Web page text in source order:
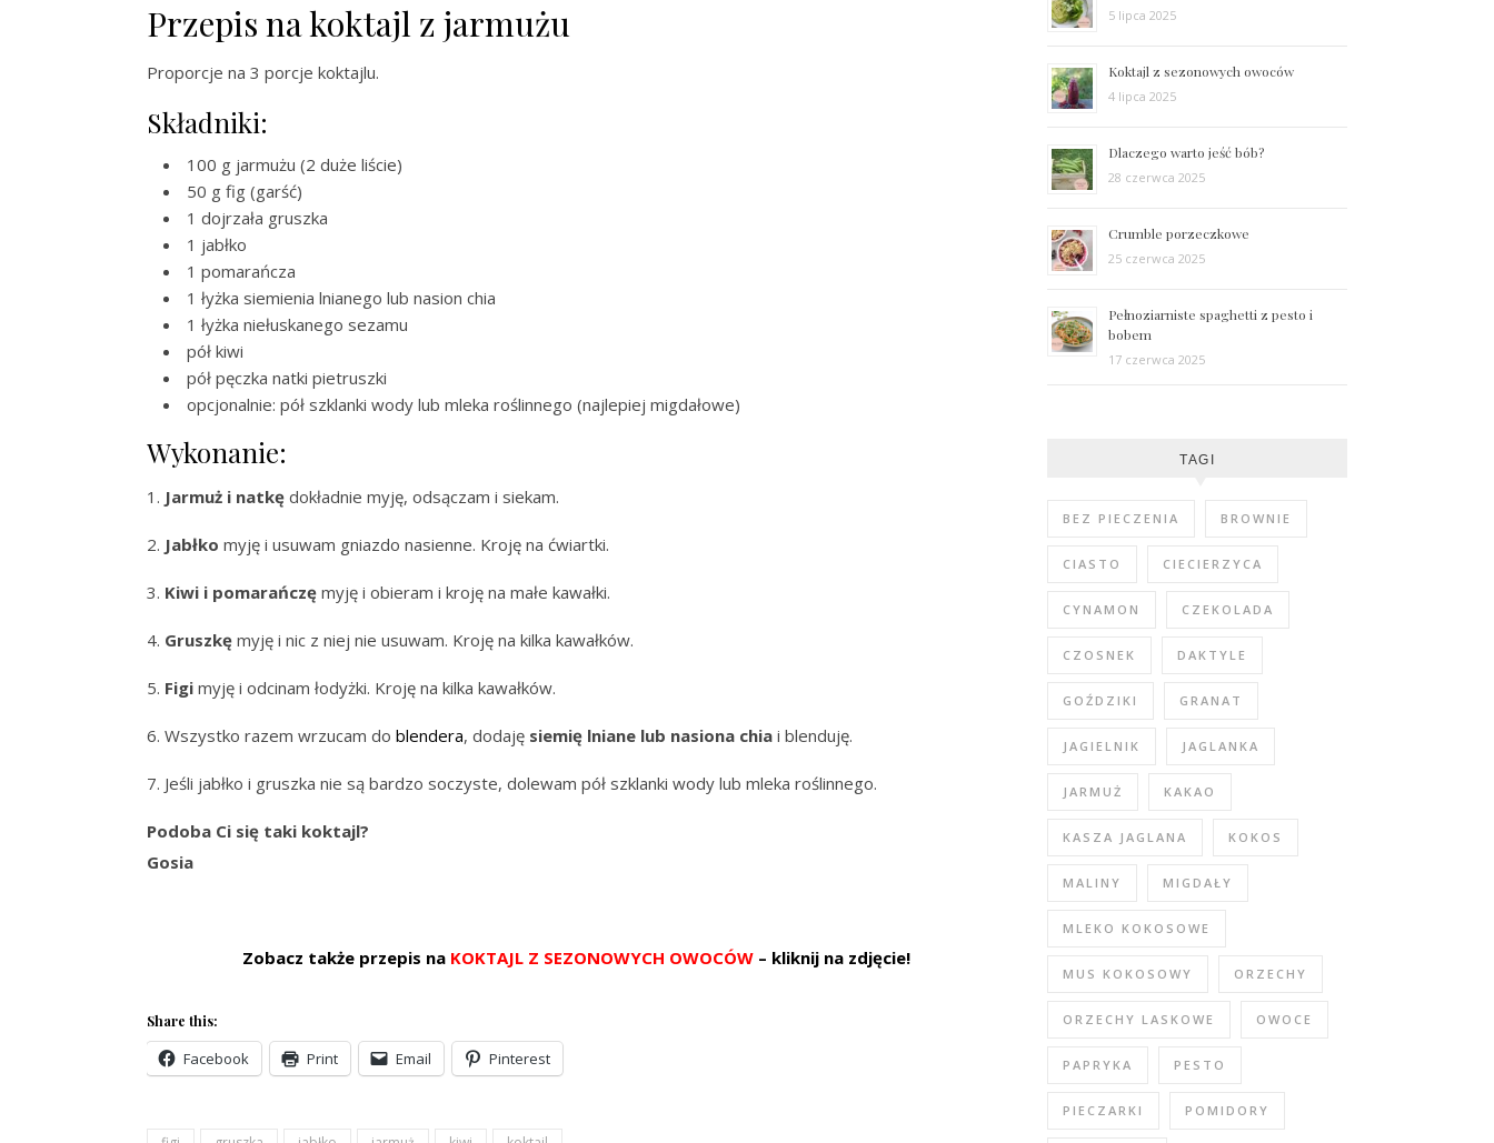
Przepis na koktajl z jarmużu
Proporcje na 3 porcje koktajlu.
Składniki:
100 g jarmużu (2 duże liście)
50 g fig (garść)
1 dojrzała gruszka
1 jabłko
1 pomarańcza
1 łyżka siemienia lnianego lub nasion chia
1 łyżka niełuskanego sezamu
pół kiwi
pół pęczka natki pietruszki
opcjonalnie: pół szklanki wody lub mleka roślinnego (najlepiej migdałowe)
Wykonanie:
1. Jarmuż i natkę dokładnie myję, odsączam i siekam.
2. Jabłko myję i usuwam gniazdo nasienne. Kroję na ćwiartki.
3. Kiwi i pomarańczę myję i obieram i kroję na małe kawałki.
4. Gruszkę myję i nic z niej nie usuwam. Kroję na kilka kawałków.
5. Figi myję i odcinam łodyżki. Kroję na kilka kawałków.
6. Wszystko razem wrzucam do blendera, dodaję siemię lniane lub nasiona chia i blenduję.
7. Jeśli jabłko i gruszka nie są bardzo soczyste, dolewam pół szklanki wody lub mleka roślinnego.
Podoba Ci się taki koktajl?
Gosia
Zobacz także przepis na KOKTAJL Z SEZONOWYCH OWOCÓW – kliknij na zdjęcie!
Share this:
Facebook Print Email Pinterest
5 lipca 2025
Koktajl z sezonowych owoców
4 lipca 2025
Dlaczego warto jeść bób?
28 czerwca 2025
Crumble porzeczkowe
25 czerwca 2025
Pełnoziarniste spaghetti z pesto i
bobem
17 czerwca 2025
TAGI
BEZ PIECZENIA BROWNIE
CIASTO CIECIERZYCA
CYNAMON CZEKOLADA
CZOSNEK DAKTYLE
GOŹDZIKI GRANAT
JAGIELNIK JAGLANKA
JARMUŻ KAKAO
KASZA JAGLANA KOKOS
MALINY MIGDAŁY
MLEKO KOKOSOWE
MUS KOKOSOWY ORZECHY
ORZECHY LASKOWE OWOCE
PAPRYKA PESTO
PIECZARKI POMIDORY